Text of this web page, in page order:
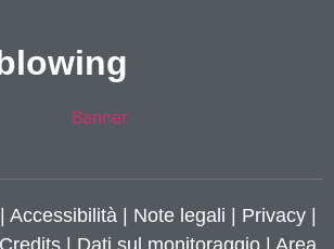
Accessibilità| Note legali Privacy|